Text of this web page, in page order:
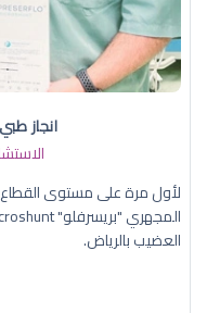
انجاز
لأول مرة على مستوى القطاع
العضيب بالرياض.